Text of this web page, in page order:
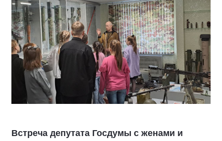
Встреча депутата Госдумы с женами и